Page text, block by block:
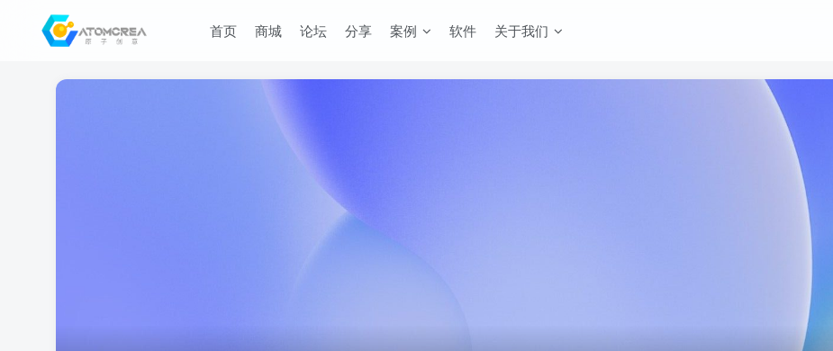
首页 商城 论坛 分享 案例 软件 关于我们